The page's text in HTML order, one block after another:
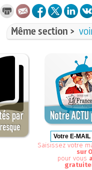
Même section >
Saisissez votre
sur
pour vous